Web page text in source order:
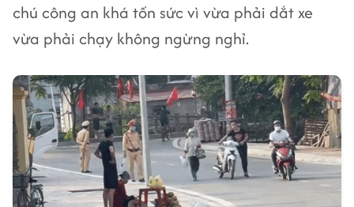
chú công an khá tốn sức vì vừa phải dắt xe
vừa phải chạy không ngừng nghỉ.